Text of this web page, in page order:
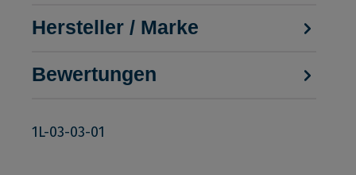
Hersteller / Marke
Bewertungen
1L-03-03-01